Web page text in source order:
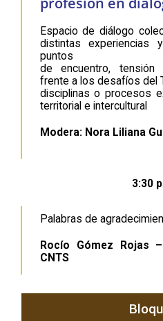
Espacio de diálogo
distintas experiencias
puntos
de encuentro, tensión
frente a los desafíos del
disciplinas o procesos
territorial e intercultural
Modera: Nora Liliana
3:30
Palabras de
Rocío Gómez Rojas
CNTS